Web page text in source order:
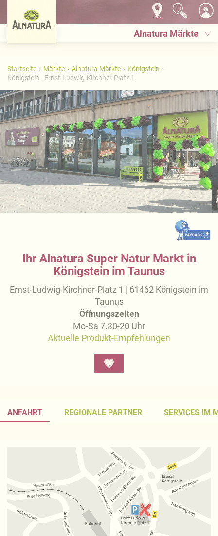
Alnatura Märkte
Startseite Märkte Alnatura Märkte
Königstein
Königstein - Ernst-Ludwig-Kirchner-Platz 1
Ihr Alnatura Super Natur Markt in
Königstein im Taunus
Ernst-Ludwig-Kirchner-Platz 1 | 61462 Königstein im
Taunus
Öffnungszeiten
Mo-Sa 7.30-20 Uhr
Aktuelle Produkt-Empfehlungen
ANFAHRT REGIONALE PARTNER SERVICES IM